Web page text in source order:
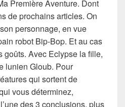
Première Aventure. Dont
de prochains articles. On
personnage, en vue
robot Bip-Bop. Et au cas
goûts. Avec Eclypse la fille,
lunien Gloub. Pour
qui sortent de
vous déterminez,
des 3 conclusions, plus